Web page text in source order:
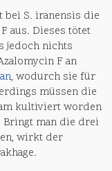
bei S. iranensis die
aus. Dieses tötet
jedoch nichts
F an
, wodurch sie für
müssen die
kultiviert worden
Bringt man die drei
wirkt der